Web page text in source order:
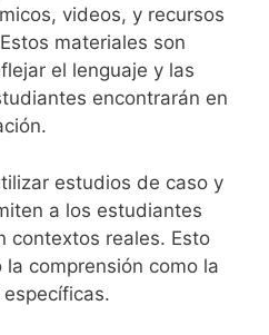
videos, y recursos
materiales son
el lenguaje y las
encontrarán en
estudios de caso y
a los estudiantes
contextos reales. Esto
comprensión como la